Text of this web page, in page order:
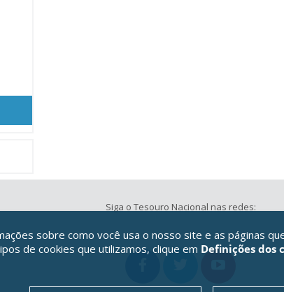
Siga o Tesouro Nacional nas redes:
sobre como você usa o nosso site e as páginas
de cookies que utilizamos, clique em Definições dos